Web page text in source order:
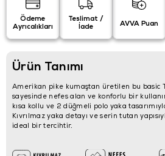
Ödeme
Ayrıcalıkları
Teslimat /
İade
AVVA Puan
Ürün Tanımı
Amerikan pike kumaştan üretilen bu basic
sayesinde nefes alan ve konforlu bir
kısa kollu ve 2 düğmeli polo yaka
Kıvrılmaz yaka detayı ve serin tutan
ideal bir tercihtir.